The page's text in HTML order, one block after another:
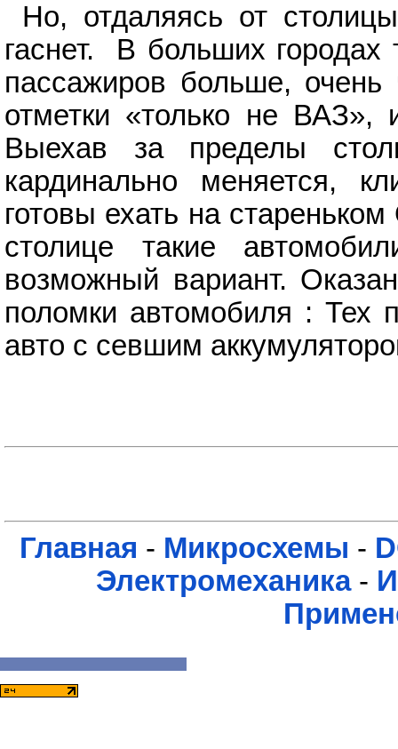
Но, отдаляясь от
гаснет. В больших
пассажиров больше, очень
отметки «только не ВАЗ»,
Выехав за пределы
кардинально меняется,
готовы ехать на
столице такие
возможный вариант.
поломки автомобиля : Тех
авто с севшим
Главная - Микросхемы -
Электромеханика-